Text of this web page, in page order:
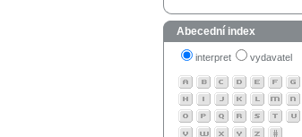
Abecední index
interpret vydavatel